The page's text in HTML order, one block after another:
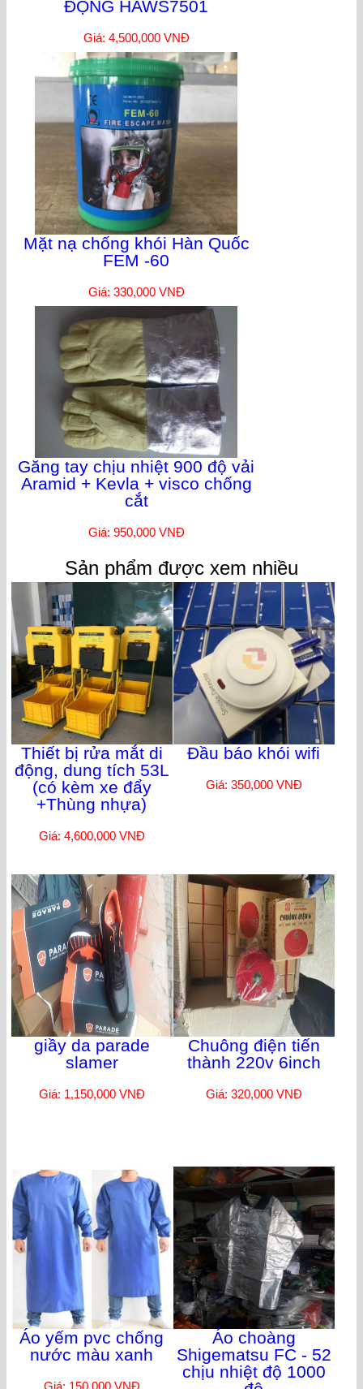
ĐỘNG HAWS7501
Giá: 4,500,000 VNĐ
Mặt nạ chống khói Hàn Quốc
FEM -60
Giá: 330,000 VNĐ
Găng tay chịu nhiệt 900 độ vải
Aramid + Kevla + visco chống
cắt
Giá: 950,000 VNĐ
Sản phẩm được xem nhiều
Thiết bị rửa mắt di
động, dung tích 53L
(có kèm xe đẩy
+Thùng nhựa)
Giá: 4,600,000 VNĐ
Đầu báo khói wifi
Giá: 350,000 VNĐ
giầy da parade
slamer
Giá: 1,150,000 VNĐ
Chuông điện tiến
thành 220v 6inch
Giá: 320,000 VNĐ
Áo yếm pvc chống
nước màu xanh
Giá: 150,000 VNĐ
Áo choàng
Shigematsu FC - 52
chịu nhiệt độ 1000